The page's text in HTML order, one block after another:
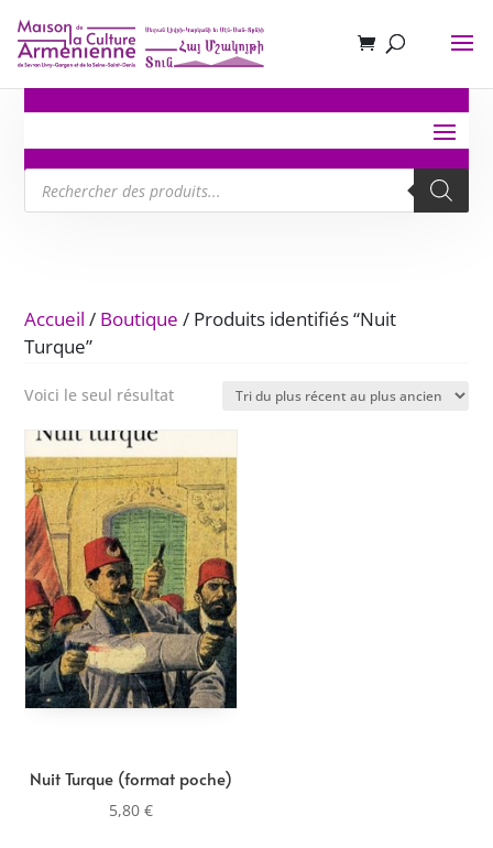
Recherche
de
produits
Accueil / Boutique / Produits identifiés “Nuit
Turque”
Voici le seul résultat
Nuit Turque (format poche)
5,80€